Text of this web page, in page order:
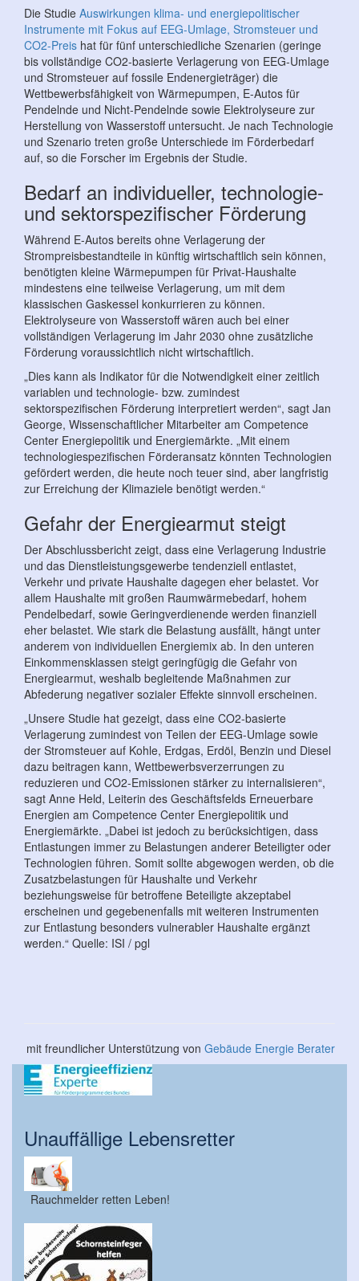
Die Studie Auswirkungen klima- und energiepolitischer
Instrumente mit Fokus auf EEG-Umlage, Stromsteuer und
CO2-Preis hat für fünf unterschiedliche Szenarien (geringe
bis vollständige CO2-basierte Verlagerung von EEG-Umlage
und Stromsteuer auf fossile Endenergieträger) die
Wettbewerbsfähigkeit von Wärmepumpen, E-Autos für
Pendelnde und Nicht-Pendelnde sowie Elektrolyseure zur
Herstellung von Wasserstoff untersucht. Je nach Technologie
und Szenario treten große Unterschiede im Förderbedarf
auf, so die Forscher im Ergebnis der Studie.
Bedarf an individueller, technologie-
und sektorspezifischer Förderung
Während E-Autos bereits ohne Verlagerung der
Strompreisbestandteile in künftig wirtschaftlich sein können,
benötigten kleine Wärmepumpen für Privat-Haushalte
mindestens eine teilweise Verlagerung, um mit dem
klassischen Gaskessel konkurrieren zu können.
Elektrolyseure von Wasserstoff wären auch bei einer
vollständigen Verlagerung im Jahr 2030 ohne zusätzliche
Förderung voraussichtlich nicht wirtschaftlich.
„Dies kann als Indikator für die Notwendigkeit einer zeitlich
variablen und technologie- bzw. zumindest
sektorspezifischen Förderung interpretiert werden“, sagt Jan
George, Wissenschaftlicher Mitarbeiter am Competence
Center Energiepolitik und Energiemärkte. „Mit einem
technologiespezifischen Förderansatz könnten Technologien
gefördert werden, die heute noch teuer sind, aber langfristig
zur Erreichung der Klimaziele benötigt werden.“
Gefahr der Energiearmut steigt
Der Abschlussbericht zeigt, dass eine Verlagerung Industrie
und das Dienstleistungsgewerbe tendenziell entlastet,
Verkehr und private Haushalte dagegen eher belastet. Vor
allem Haushalte mit großen Raumwärmebedarf, hohem
Pendelbedarf, sowie Geringverdienende werden finanziell
eher belastet. Wie stark die Belastung ausfällt, hängt unter
anderem von individuellen Energiemix ab. In den unteren
Einkommensklassen steigt geringfügig die Gefahr von
Energiearmut, weshalb begleitende Maßnahmen zur
Abfederung negativer sozialer Effekte sinnvoll erscheinen.
„Unsere Studie hat gezeigt, dass eine CO2-basierte
Verlagerung zumindest von Teilen der EEG-Umlage sowie
der Stromsteuer auf Kohle, Erdgas, Erdöl, Benzin und Diesel
dazu beitragen kann, Wettbewerbsverzerrungen zu
reduzieren und CO2-Emissionen stärker zu internalisieren“,
sagt Anne Held, Leiterin des Geschäftsfelds Erneuerbare
Energien am Competence Center Energiepolitik und
Energiemärkte. „Dabei ist jedoch zu berücksichtigen, dass
Entlastungen immer zu Belastungen anderer Beteiligter oder
Technologien führen. Somit sollte abgewogen werden, ob die
Zusatzbelastungen für Haushalte und Verkehr
beziehungsweise für betroffene Beteiligte akzeptabel
erscheinen und gegebenenfalls mit weiteren Instrumenten
zur Entlastung besonders vulnerabler Haushalte ergänzt
werden.“ Quelle: ISI / pgl
mit freundlicher Unterstützung von Gebäude Energie Berater
Unauffällige Lebensretter
Rauchmelder retten Leben!